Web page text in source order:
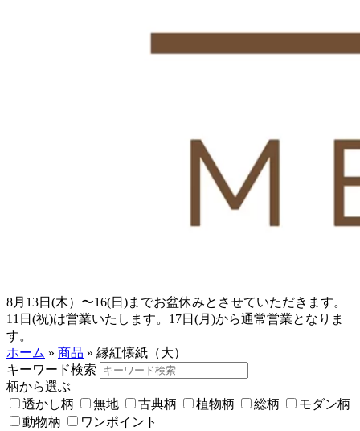
8月13日(木）〜16(日)までお盆休みとさせていただきます。
11日(祝)は営業いたします。17日(月)から通常営業となりま
す。
ホーム » 商品 » 縁紅懐紙（大）
キーワード検索
柄から選ぶ
透かし柄
無地 古典柄 植物柄 総柄
モダン柄
動物柄
ワンポイント